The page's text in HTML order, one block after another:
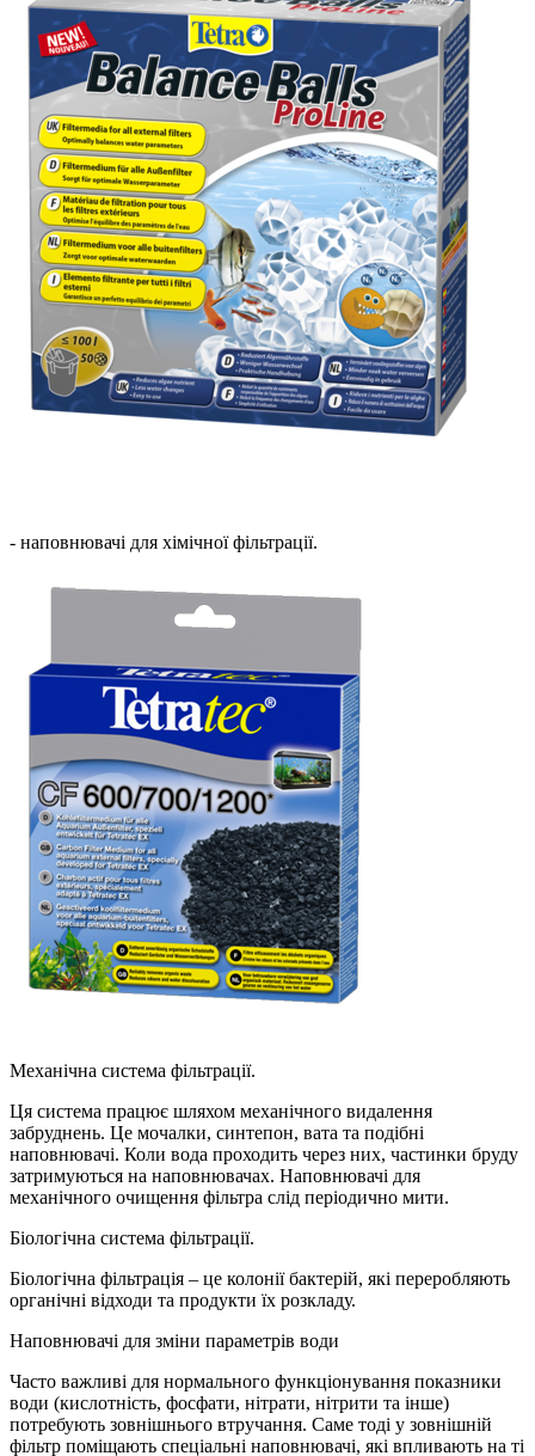
- наповнювачі для хімічної фільтрації.
Механічна система фільтрації.
Ця система працює шляхом механічного видалення
забруднень. Це мочалки, синтепон, вата та подібні
наповнювачі. Коли вода проходить через них, частинки бруду
затримуються на наповнювачах. Наповнювачі для
механічного очищення фільтра слід періодично мити.
Біологічна система фільтрації.
Біологічна фільтрація – це колонії бактерій, які переробляють
органічні відходи та продукти їх розкладу.
Наповнювачі для зміни параметрів води
Часто важливі для нормального функціонування показники
води (кислотність, фосфати, нітрати, нітрити та інше)
потребують зовнішнього втручання. Саме тоді у зовнішній
фільтр поміщають спеціальні наповнювачі, які впливають на ті